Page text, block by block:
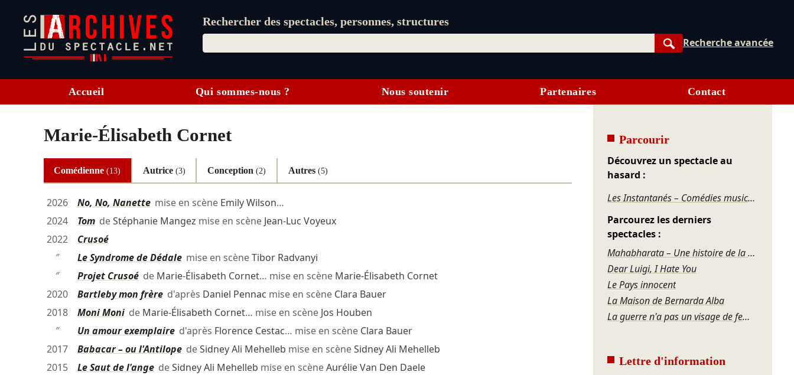
Rechercher des spectacles, personnes, structures
Rechercher
Recherche avancée
Accueil Qui sommes-nous ? Nous soutenir Partenaires Contact
Marie-Élisabeth Cornet
Comédienne(13) Autrice (3) Conception(2) Autres (5)
2026 No, No, Nanettemise en scène Emily Wilson…
2024
TomdeStéphanie Mangez mise en scène Jean-Luc Voyeux
2022
Crusoé
″
Le Syndrome de Dédalemise en scèneTibor Radvanyi
″
Projet Crusoéde Marie-Élisabeth Cornet… mise en scène Marie-Élisabeth Cornet
2020
Bartleby mon frèred'après Daniel Pennac mise en scène Clara Bauer
2018
Moni Monide Marie-Élisabeth Cornet… mise en scène Jos Houben
″
Un amour exemplaired'après Florence Cestac… mise en scène Clara Bauer
2017
Babacar – ou l'AntilopedeSidney Ali Mehelleb mise en scèneSidney Ali Mehelleb
2015
Le Saut de l'angedeSidney Ali Mehelleb mise en scèneAurélie Van Den Daele
Parcourir
Découvrez un spectacle au
hasard :
Les Instantanés – Comédies musicales du réel
Parcourez les derniers
spectacles :
Mahabharata – Une histoire de la violence
Dear Luigi, I Hate You
Le Pays innocent
La Maison de Bernarda Alba
La guerre n'a pas un visage de femme
Lettre d'information